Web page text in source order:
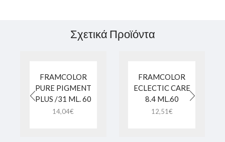
Σχετικά Προϊόντα
FRAMCOLOR
PURE PIGMENT
PLUS /31 ML. 60
14,04€
FRAMCOLOR
ECLECTIC CARE
8.4 ML.60
12,51€